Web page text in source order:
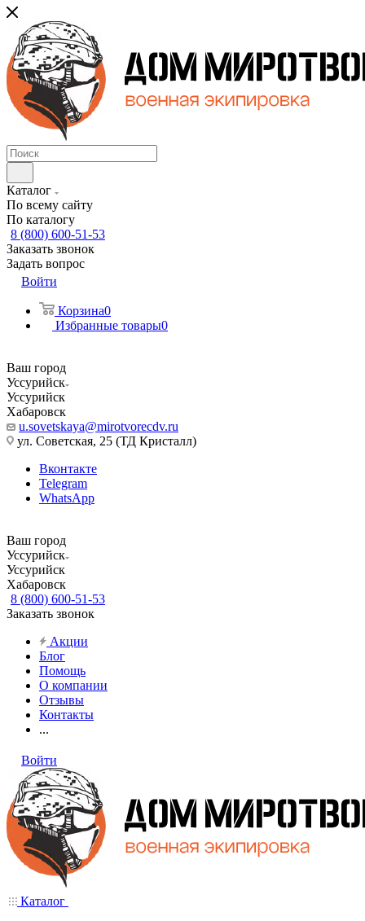
Каталог
По всему сайту
По каталогу
8 (800) 600-51-53
Заказать звонок
Задать вопрос
Войти
Корзина0
Избранные товары0
Ваш город
Уссурийск
Уссурийск
Хабаровск
u.sovetskaya@mirotvorecdv.ru
ул. Советская, 25 (ТД Кристалл)
Вконтакте
Telegram
WhatsApp
Ваш город
Уссурийск
Уссурийск
Хабаровск
8 (800) 600-51-53
Заказать звонок
Акции
Блог
Помощь
О компании
Отзывы
Контакты
...
Войти
Каталог